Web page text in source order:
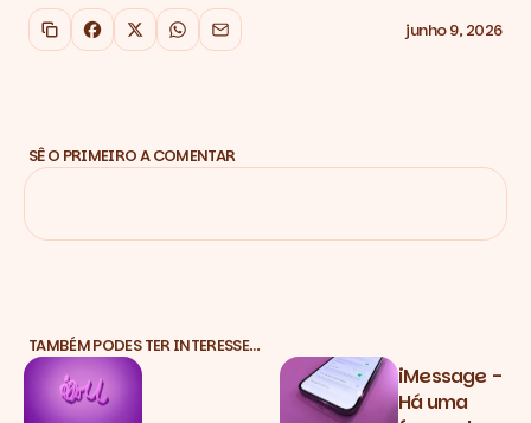
Copiar link
Facebook
X WhatsApp
Email junho 9, 2026
SÊ O PRIMEIRO A COMENTAR
TAMBÉM PODES TER INTERESSE…
iMessage -
Há uma